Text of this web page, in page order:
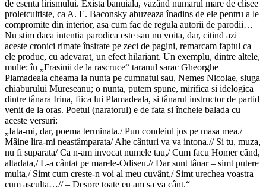
de esenta lirismului. Exista banuiala, vazând numarul mare de clisee
proletcultiste, ca A. E. Baconsky abuzeaza înadins de ele pentru a le
compromite din interior, asa cum fac de regula autorii de parodii…
Nu stim daca intentia parodica este sau nu voita, dar, citind azi
aceste cronici rimate însirate pe zeci de pagini, remarcam faptul ca
ele produc, cu adevarat, un efect hilariant. Un exemplu, dintre altele,
multe: în „Frasinii de la rascruce“ taranul sarac Gheorghe
Plamadeala cheama la nunta pe cumnatul sau, Nemes Nicolae, sluga
chiaburului Mureseanu; o nunta, putem spune, mirifica si idelogica
dintre tânara Irina, fiica lui Plamadeala, si tânarul instructor de partid
venit de la oras. Poetul (naratorul) e de fata si încheie balada cu
aceste versuri:
„Iata-mi, dar, poema terminata./ Pun condeiul jos pe masa mea./
Mâine lira-mi neastâmparata/ Alte cânturi va va intona.// Si tu, muza,
nu fi suparata/ Ca n-am invocat numele tau,/ Cum facu Homer când,
altadata,/ L-a cântat pe marele-Odiseu.// Dar sunt tânar – simt putere
multa,/ Simt cum creste-n voi al meu cuvânt,/ Simt urechea voastra
cum asculta…// – Despre toate eu am sa va cânt.“